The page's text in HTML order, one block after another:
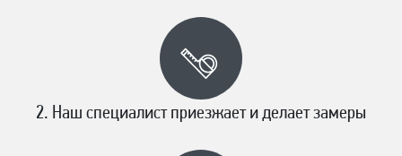
Наш специалист приезжает и делает замеры